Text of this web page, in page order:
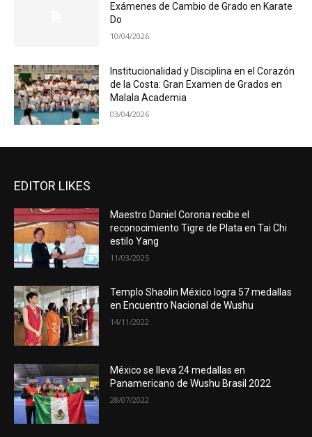
Exámenes de Cambio de Grado en Karate
Do
10/04/2026
Institucionalidad y Disciplina en el Corazón
de la Costa: Gran Examen de Grados en
Malala Academia
03/04/2026
EDITOR LIKES
Maestro Daniel Corona recibe el
reconocimiento Tigre de Plata en Tai Chi
estilo Yang
11/03/2025
Templo Shaolin México logra 57 medallas
en Encuentro Nacional de Wushu
14/11/2022
México se lleva 24 medallas en
Panamericano de Wushu Brasil 2022
28/07/2022